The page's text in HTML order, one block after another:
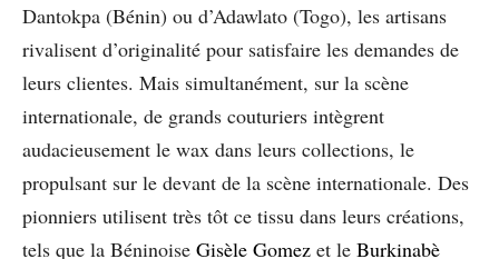
Dantokpa (Bénin) ou d’Adawlato (Togo), les artisans
rivalisent d’originalité pour satisfaire les demandes de
leurs clientes. Mais simultanément, sur la scène
internationale, de grands couturiers intègrent
audacieusement le wax dans leurs collections, le
propulsant sur le devant de la scène internationale. Des
pionniers utilisent très tôt ce tissu dans leurs créations,
tels que la Béninoise Gisèle Gomez et le Burkinabè